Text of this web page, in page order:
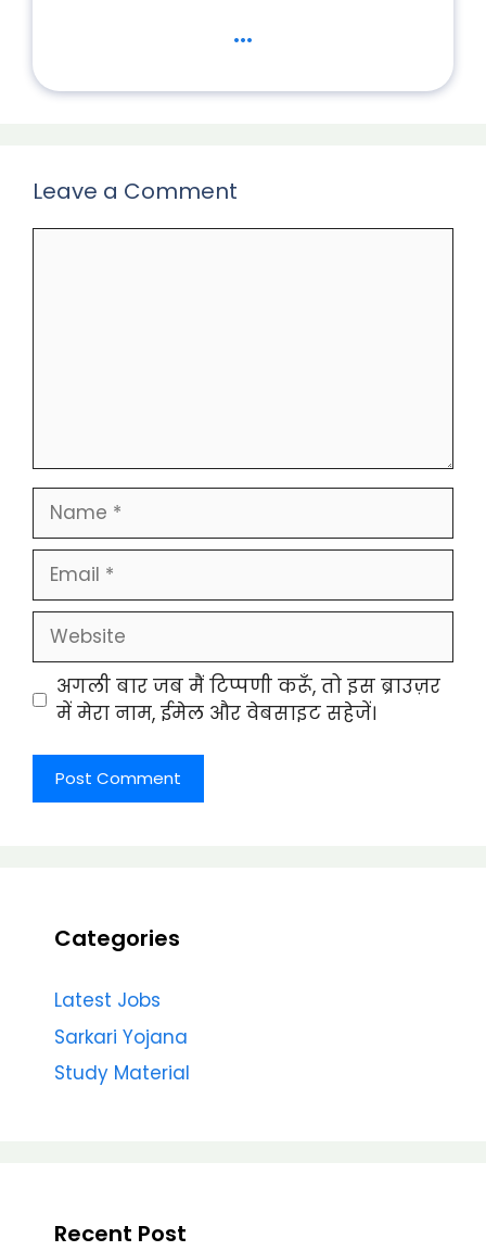
...
Leave a Comment
Name
Email
Website
अगली बार जब मैं टिप्पणी करूँ, तो इस ब्राउज़र
में मेरा नाम, ईमेल और वेबसाइट सहेजें।
Categories
Latest Jobs
Sarkari Yojana
Study Material
Recent Post